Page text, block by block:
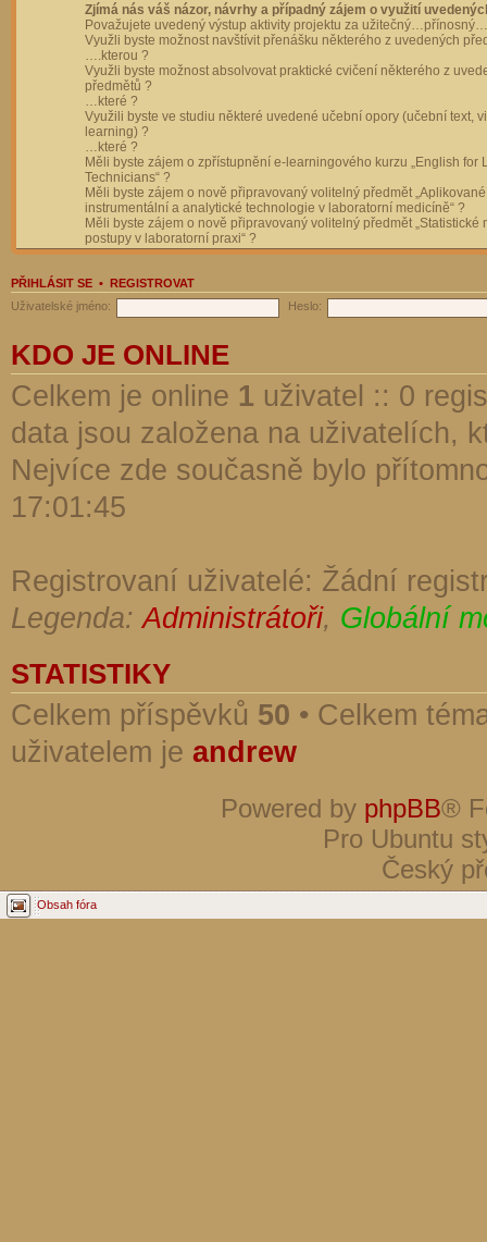
Zjímá nás váš názor, návrhy a případný zájem o využití
Považujete uvedený výstup aktivity projektu za
Využli byste možnost navštívit přenášku některého z uvedených
….kterou ?
Využli byste možnost absolvovat praktické cvičení některého z
předmětů ?
…které ?
Využili byste ve studiu některé uvedené učební opory (učební text,
learning) ?
…které ?
Měli byste zájem o zpřístupnění e-learningového kurzu „English for
Technicians“ ?
Měli byste zájem o nově připravovaný volitelný předmět „Aplikované
instrumentální a analytické technologie v laboratorní medicíně“ ?
Měli byste zájem o nově připravovaný volitelný předmět „Statistické
postupy v laboratorní praxi“ ?
PŘIHLÁSIT SE • REGISTROVAT
Uživatelské jméno:
Heslo:
KDO JE ONLINE
Celkem je online 1 uživatel :: 0
data jsou založena na uživatelích,
Nejvíce zde současně bylo
17:01:45
Registrovaní uživatelé: Žádní
Legenda:Administrátoři, Globální
STATISTIKY
Celkem příspěvků 50 • Celkem
uživatelem je andrew
Powered by phpBB®
Pro Ubuntu
Český
Obsah fóra